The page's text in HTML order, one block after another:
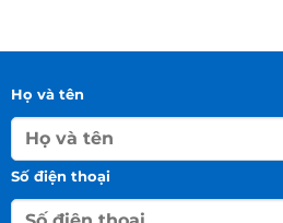
Họ và tên
Số điện thoại